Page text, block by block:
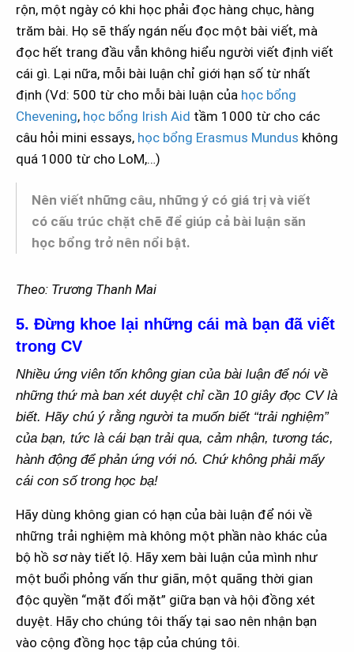
rộn, một ngày có khi học phải đọc hàng chục, hàng
trăm bài. Họ sẽ thấy ngán nếu đọc một bài viết, mà
đọc hết trang đầu vẫn không hiểu người viết định viết
cái gì. Lại nữa, mỗi bài luận chỉ giới hạn số từ nhất
định (Vd: 500 từ cho mỗi bài luận của học bổng
Chevening, học bổng Irish Aid tầm 1000 từ cho các
câu hỏi mini essays, học bổng Erasmus Mundus không
quá 1000 từ cho LoM,…)
Nên viết những câu, những ý có giá trị và viết
có cấu trúc chặt chẽ để giúp cả bài luận săn
học bổng trở nên nổi bật.
Theo: Trương Thanh Mai
5. Đừng khoe lại những cái mà bạn đã viết
trong CV
Nhiều ứng viên tốn không gian của bài luận để nói về
những thứ mà ban xét duyệt chỉ cần 10 giây đọc CV là
biết. Hãy chú ý rằng người ta muốn biết “trải nghiệm”
của bạn, tức là cái bạn trải qua, cảm nhận, tương tác,
hành động để phản ứng với nó. Chứ không phải mấy
cái con số trong học bạ!
Hãy dùng không gian có hạn của bài luận để nói về
những trải nghiệm mà không một phần nào khác của
bộ hồ sơ này tiết lộ. Hãy xem bài luận của mình như
một buổi phỏng vấn thư giãn, một quãng thời gian
độc quyền “mặt đối mặt” giữa bạn và hội đồng xét
duyệt. Hãy cho chúng tôi thấy tại sao nên nhận bạn
vào cộng đồng học tập của chúng tôi.